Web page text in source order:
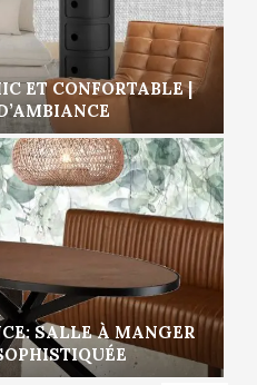
ET CONFORTABLE |
SALLE À MANGER